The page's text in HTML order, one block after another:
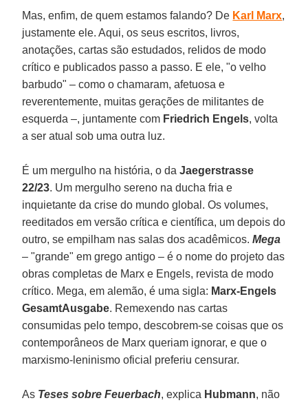
Mas, enfim, de quem estamos falando? De Karl Marx,
justamente ele. Aqui, os seus escritos, livros,
anotações, cartas são estudados, relidos de modo
crítico e publicados passo a passo. E ele, "o velho
barbudo" – como o chamaram, afetuosa e
reverentemente, muitas gerações de militantes de
esquerda –, juntamente com Friedrich Engels, volta
a ser atual sob uma outra luz.
É um mergulho na história, o daJaegerstrasse
22/23. Um mergulho sereno na ducha fria e
inquietante da crise do mundo global. Os volumes,
reeditados em versão crítica e científica, um depois do
outro, se empilham nas salas dos acadêmicos.Mega
– "grande" em grego antigo – é o nome do projeto das
obras completas de Marx e Engels, revista de modo
crítico. Mega, em alemão, é uma sigla: Marx-Engels
GesamtAusgabe. Remexendo nas cartas
consumidas pelo tempo, descobrem-se coisas que os
contemporâneos de Marx queriam ignorar, e que o
marxismo-leninismo oficial preferiu censurar.
As Teses sobre Feuerbach, explica Hubmann, não